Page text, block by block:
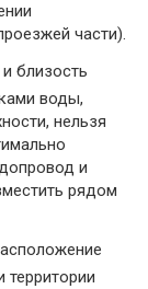
части).
близость
воды,
нельзя
и
рядом